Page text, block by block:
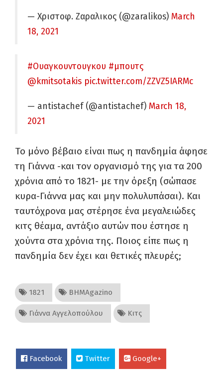
— Χριστοφ. Ζαραλικος (@zaralikos) March
18, 2021
#Ουαγκουντουγκου #μπουτς
@kmitsotakis pic.twitter.com/ZZVZ5IARMc
— antistachef (@antistachef) March 18,
2021
Το μόνο βέβαιο είναι πως η πανδημία άφησε
τη Γιάννα -και τον οργανισμό της για τα 200
χρόνια από το 1821- με την όρεξη (σώπασε
κυρα-Γιάννα μας και μην πολυλυπάσαι). Και
ταυτόχρονα μας στέρησε ένα μεγαλειώδες
κιτς θέαμα, αντάξιο αυτών που έστησε η
χούντα στα χρόνια της. Ποιος είπε πως η
πανδημία δεν έχει και θετικές πλευρές;
1821 ΒΗΜΑgazino
Γιάννα Αγγελοπούλου Κιτς
Facebook Twitter Google+